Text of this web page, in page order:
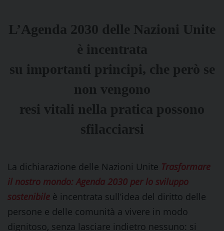
L’Agenda 2030 delle Nazioni Unite
è incentrata
su importanti principi, che però se
non vengono
resi vitali nella pratica possono
sfilacciarsi
La dichiarazione delle Nazioni Unite Trasformare
il nostro mondo: Agenda 2030 per lo sviluppo
sostenibile è incentrata sull’idea del diritto delle
persone e delle comunità a vivere in modo
dignitoso, senza lasciare indietro nessuno: si